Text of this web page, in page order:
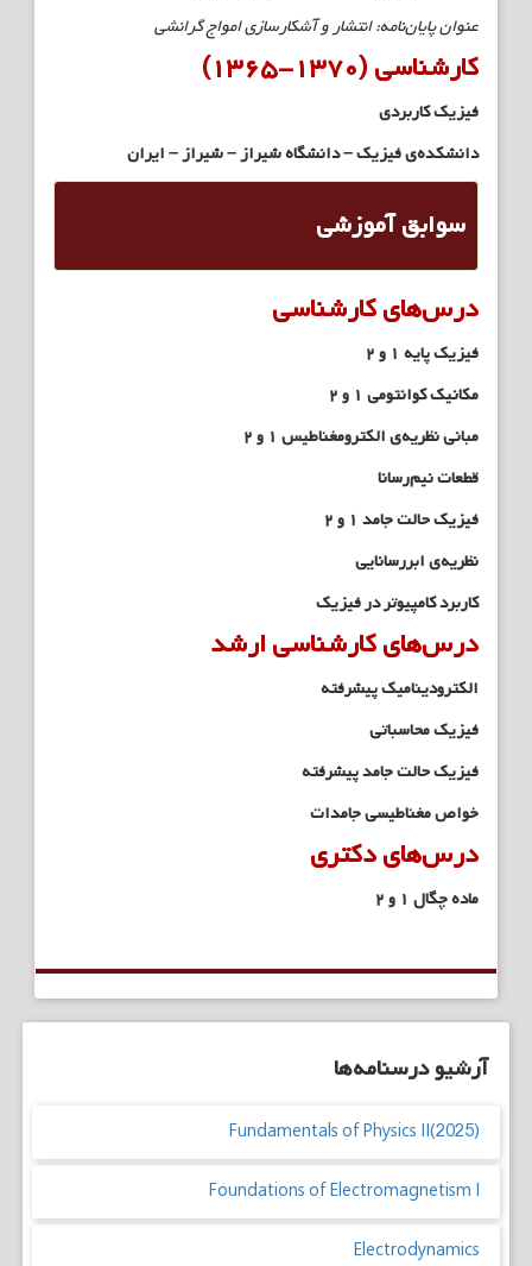
عنوان پایان‌نامه: انتشار و آشکارسازی امواج گرانشی
کارشناسی (۱۳۷۰-۱۳۶۵)
فیزیک کاربردی
دانشکده‌ی فیزیک – دانشگاه شیراز – شیراز – ایران
سوابق آموزشی
درس‌های کارشناسی
فیزیک پایه ۱ و ۲
مکانیک کوانتومی ۱ و ۲
مبانی نظریه‌ی الکترومغناطیس ۱ و ۲
قطعات نیم‌رسانا
فیزیک حالت جامد ۱ و ۲
نظریه‌ی ابررسانایی
کاربرد کامپیوتر در فیزیک
درس‌های کارشناسی ارشد
الکترودینامیک پیشرفته
فیزیک محاسباتی
فیزیک حالت جامد پیشرفته
خواص مغناطیسی جامدات
درس‌های دکتری
ماده چگال ۱ و ۲
آرشیو درسنامه‌ها
Fundamentals of Physics II(2025)
Foundations of Electromagnetism I
Electrodynamics